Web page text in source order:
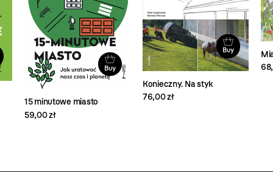
Buy
15 minutowe miasto
59,00 zł
Buy
Konieczny. Na styk
76,00 zł